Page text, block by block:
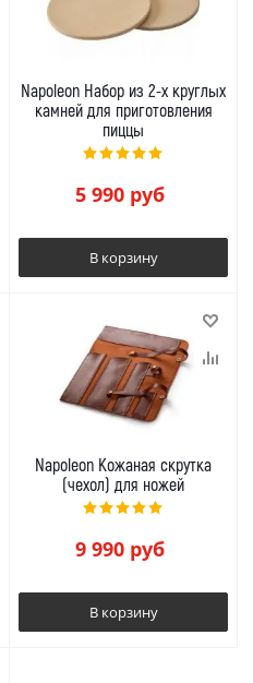
Napoleon Набор из 2-х круглых
камней для приготовления
пиццы
5 990руб
В корзину
Napoleon Кожаная скрутка
(чехол) для ножей
9 990руб
В корзину